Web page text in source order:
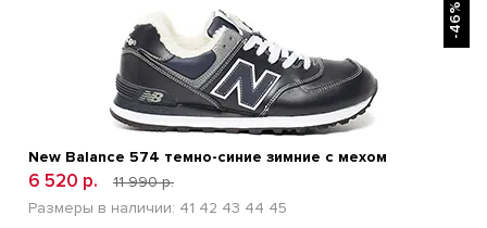
-46%
New Balance 574 темно-синие зимние с мехом
6 520 р.
11 990 р.
Размеры в наличии: 41 42 43 44 45